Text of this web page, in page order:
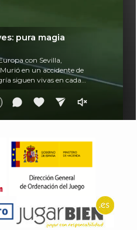
pura magia
con Sevilla,
en un accidente de
siguen vivas en cada